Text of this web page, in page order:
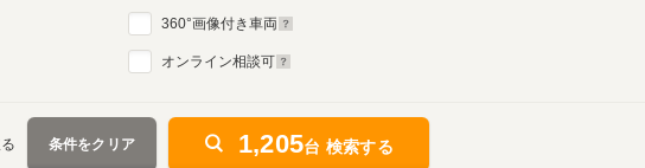
360°画像付き車両
オンライン相談可
条件をクリア 1,205台 検索する